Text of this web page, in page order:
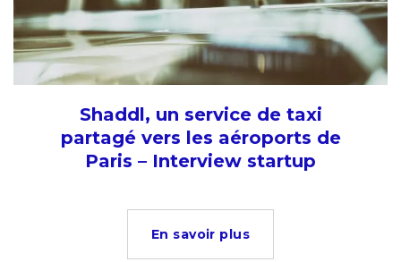
Shaddl, un service de taxi
partagé vers les aéroports de
Paris – Interview startup
En savoir plus